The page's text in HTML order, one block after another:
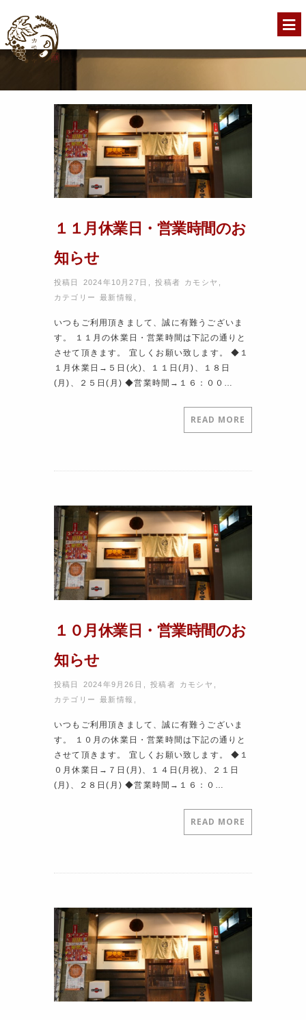
１１月休業日・営業時間のお
知らせ
投稿日 2024年10月27日 ,投稿者 カモシヤ ,
カテゴリー最新情報 ,
いつもご利用頂きまして、誠に有難うございま
す。 １１月の休業日・営業時間は下記の通りと
させて頂きます。 宜しくお願い致します。 ◆１
１月休業日→５日(火)、１１日(月)、１８日
(月)、２５日(月) ◆営業時間→１６：００…
READ MORE
１０月休業日・営業時間のお
知らせ
投稿日 2024年9月26日 ,投稿者 カモシヤ
カテゴリー最新情報
いつもご利用頂きまして、誠に有難うございま
す。 １０月の休業日・営業時間は下記の通りと
させて頂きます。 宜しくお願い致します。 ◆１
０月休業日→７日(月)、１４日(月祝)、２１日
(月)、２８日(月) ◆営業時間→１６：０…
READ MORE